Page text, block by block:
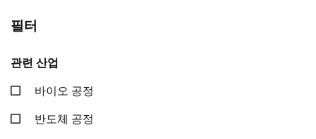
필터
관련 산업
바이오 공정
반도체 공정